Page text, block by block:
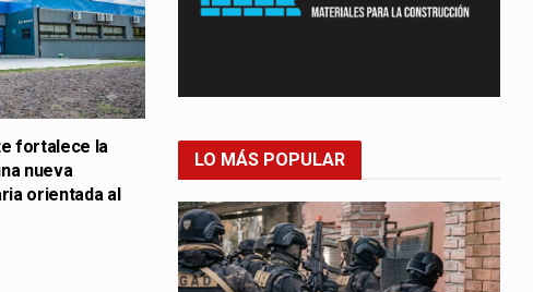
fortalece la
nueva
orientada al
LO MÁS POPULAR